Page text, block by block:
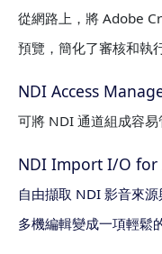
從網路上，將 Adobe
預覽，簡化了審核和執
NDI Access
可將 NDI 通道組成容易
NDI Import I/O for
自由擷取 NDI 影音來
多機編輯變成一項輕鬆